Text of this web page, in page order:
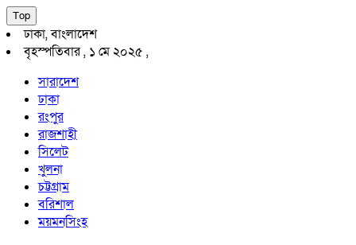
Top
ঢাকা, বাংলাদেশ
বৃহস্পতিবার , ১ মে ২০২৫ ,
সারাদেশ
ঢাকা
রংপুর
রাজশাহী
সিলেট
খুলনা
চট্টগ্রাম
বরিশাল
ময়মনসিংহ